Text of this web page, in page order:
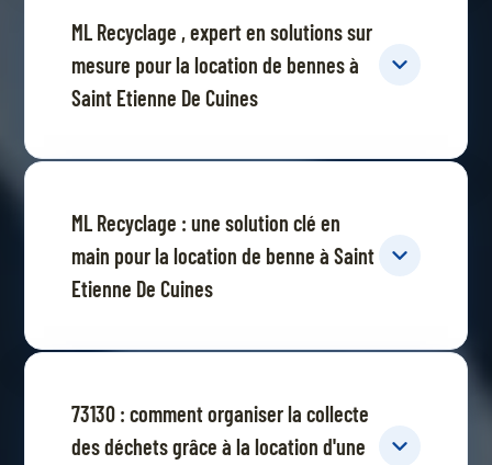
ML Recyclage , expert en solutions sur
mesure pour la location de bennes à
Saint Etienne De Cuines
ML Recyclage : une solution clé en
main pour la location de benne à Saint
Etienne De Cuines
73130 : comment organiser la collecte
des déchets grâce à la location d'une